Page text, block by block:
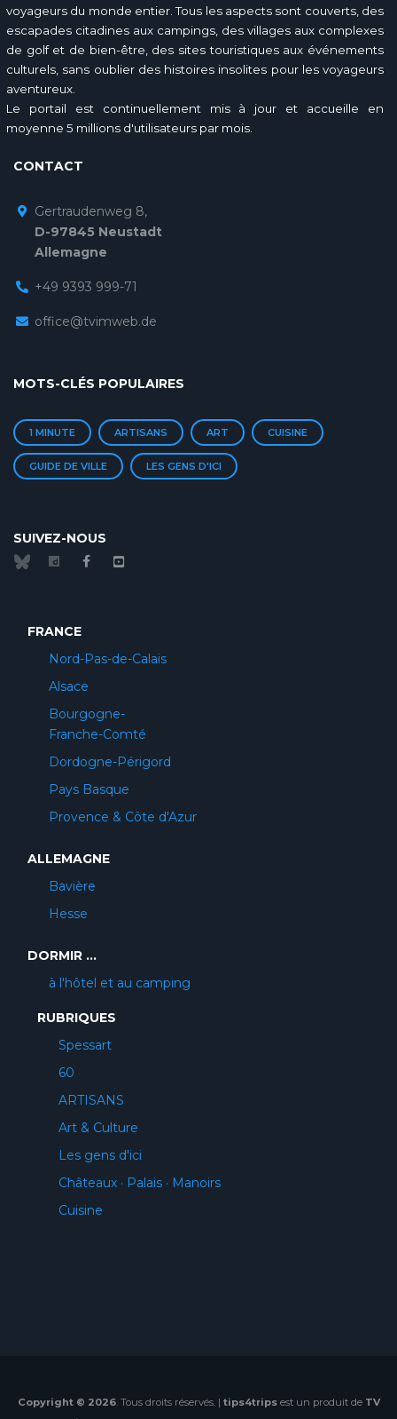
voyageurs du monde entier. Tous les aspects sont couverts, des
escapades citadines aux campings, des villages aux complexes
de golf et de bien-être, des sites touristiques aux événements
culturels, sans oublier des histoires insolites pour les voyageurs
aventureux.
Le portail est continuellement mis à jour et accueille en
moyenne 5 millions d'utilisateurs par mois.
CONTACT
Gertraudenweg 8,
D-97845 Neustadt
Allemagne
+49 9393 999-71
office@tvimweb.de
MOTS-CLÉS POPULAIRES
1 MINUTE ARTISANS ART CUISINE
GUIDE DE VILLE LES GENS D'ICI
SUIVEZ-NOUS
FRANCE
Nord-Pas-de-Calais
Alsace
Bourgogne-
Franche-Comté
Dordogne-Périgord
Pays Basque
Provence & Côte d'Azur
ALLEMAGNE
Bavière
Hesse
DORMIR ...
à l'hôtel et au camping
RUBRIQUES
Spessart
60
ARTISANS
Art & Culture
Les gens d'ici
Châteaux · Palais · Manoirs
Cuisine
Copyright © 2026. Tous droits réservés. | tips4tripsest un produit de TV